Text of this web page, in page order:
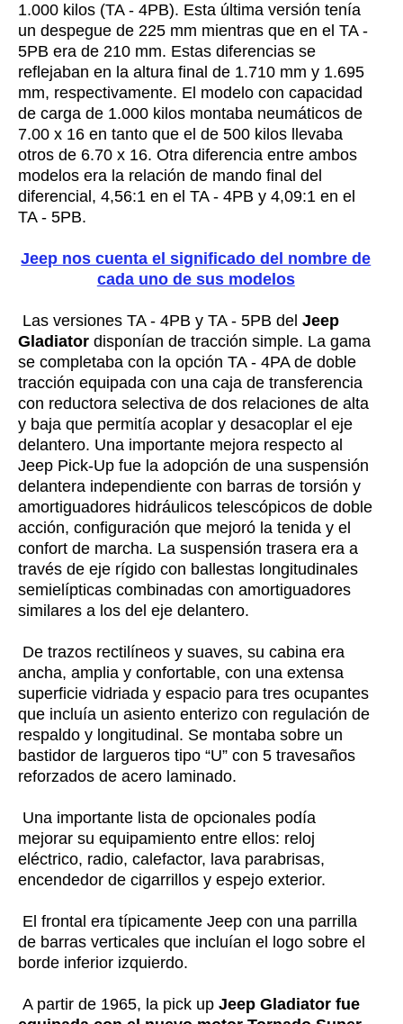
1.000 kilos (TA - 4PB). Esta última versión tenía
un despegue de 225 mm mientras que en el TA -
5PB era de 210 mm. Estas diferencias se
reflejaban en la altura final de 1.710 mm y 1.695
mm, respectivamente. El modelo con capacidad
de carga de 1.000 kilos montaba neumáticos de
7.00 x 16 en tanto que el de 500 kilos llevaba
otros de 6.70 x 16. Otra diferencia entre ambos
modelos era la relación de mando final del
diferencial, 4,56:1 en el TA - 4PB y 4,09:1 en el
TA - 5PB.
Jeep nos cuenta el significado del nombre de
cada uno de sus modelos
Las versiones TA - 4PB y TA - 5PB del Jeep
Gladiator disponían de tracción simple. La gama
se completaba con la opción TA - 4PA de doble
tracción equipada con una caja de transferencia
con reductora selectiva de dos relaciones de alta
y baja que permitía acoplar y desacoplar el eje
delantero. Una importante mejora respecto al
Jeep Pick-Up fue la adopción de una suspensión
delantera independiente con barras de torsión y
amortiguadores hidráulicos telescópicos de doble
acción, configuración que mejoró la tenida y el
confort de marcha. La suspensión trasera era a
través de eje rígido con ballestas longitudinales
semielípticas combinadas con amortiguadores
similares a los del eje delantero.
De trazos rectilíneos y suaves, su cabina era
ancha, amplia y confortable, con una extensa
superficie vidriada y espacio para tres ocupantes
que incluía un asiento enterizo con regulación de
respaldo y longitudinal. Se montaba sobre un
bastidor de largueros tipo “U” con 5 travesaños
reforzados de acero laminado.
Una importante lista de opcionales podía
mejorar su equipamiento entre ellos: reloj
eléctrico, radio, calefactor, lava parabrisas,
encendedor de cigarrillos y espejo exterior.
El frontal era típicamente Jeep con una parrilla
de barras verticales que incluían el logo sobre el
borde inferior izquierdo.
A partir de 1965, la pick up Jeep Gladiator fue